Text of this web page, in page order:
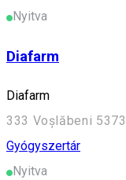
Nyitva
Diafarm
Diafarm
333 Voșlăbeni
Gyógyszertár
Nyitva